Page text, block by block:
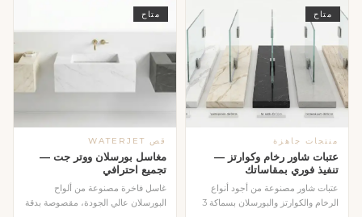
متاح
منتجات جاهزة
عتبات شاور رخام وكوارتز —
تنفيذ فوري بمقاساتك
عتبات شاور مصنوعة من أجود أنواع
الرخام والكوارتز والبورسلان بسماكة 3
متاح
قص WATERJET
مغاسل بورسلان ووتر جت —
تجميع احترافي
غاسل فاخرة مصنوعة من ألواح
البورسلان عالي الجودة، مقصوصة بدقة